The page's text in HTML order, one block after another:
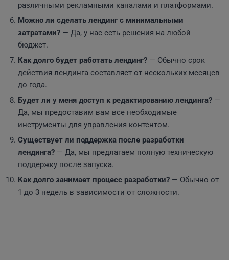
различными рекламными каналами и платформами.
Можно ли сделать лендинг с минимальными
затратами? — Да, у нас есть решения на любой
бюджет.
Как долго будет работать лендинг? — Обычно срок
действия лендинга составляет от нескольких месяцев
до года.
Будет ли у меня доступ к редактированию лендинга? —
Да, мы предоставим вам все необходимые
инструменты для управления контентом.
Существует ли поддержка после разработки
лендинга? — Да, мы предлагаем полную техническую
поддержку после запуска.
Как долго занимает процесс разработки? — Обычно от
1 до 3 недель в зависимости от сложности.